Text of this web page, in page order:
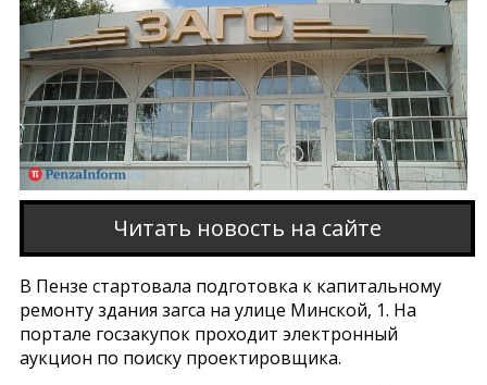
Читать новость на сайте
В Пензе стартовала подготовка к капитальному
ремонту здания загса на улице Минской, 1. На
портале госзакупок проходит электронный
аукцион по поиску проектировщика.